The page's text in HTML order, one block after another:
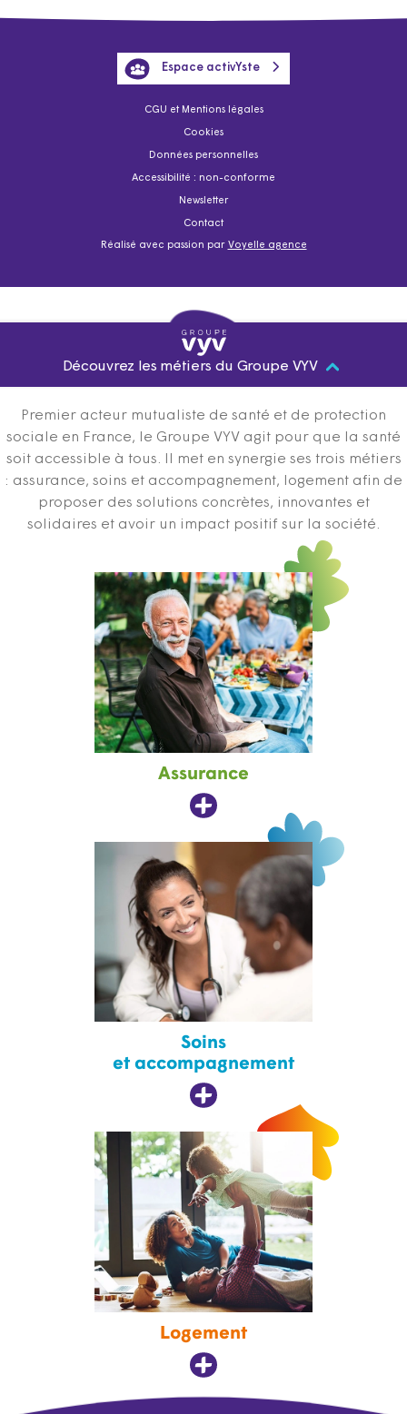
CGU et Mentions légales
Cookies
Données personnelles
Accessibilité : non-conforme
Newsletter
Contact
Réalisé avec passion par Voyelle agence
Espace activYste
Découvrez les métiers du Groupe VYV
Premier acteur mutualiste de santé et de protection
sociale en France, le Groupe VYV agit pour que la santé
soit accessible à tous. Il met en synergie ses trois métiers
: assurance, soins et accompagnement, logement afin de
proposer des solutions concrètes, innovantes et
solidaires et avoir un impact positif sur la société.
Assurance
Soins
et accompagnement
Logement